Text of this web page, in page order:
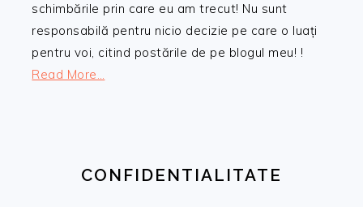
schimbările prin care eu am trecut! Nu sunt
responsabilă pentru nicio decizie pe care o luați
pentru voi, citind postările de pe blogul meu! !
Read More…
CONFIDENTIALITATE